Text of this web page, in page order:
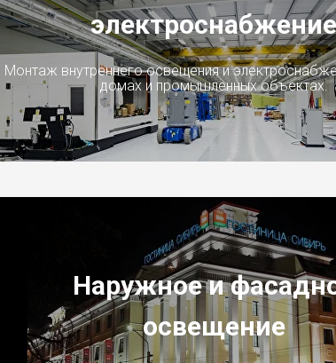
электроснабжение
Монтаж внутреннего освещения и
домах и промышленных объектах.
Наружное и
освещение